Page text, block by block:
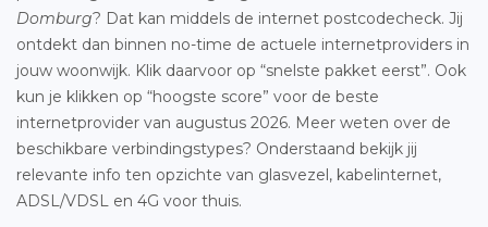
Domburg? Dat kan middels de internet postcodecheck. Jij
ontdekt dan binnen no-time de actuele internetproviders in
jouw woonwijk. Klik daarvoor op “snelste pakket eerst”. Ook
kun je klikken op “hoogste score” voor de beste
internetprovider van augustus 2026. Meer weten over de
beschikbare verbindingstypes? Onderstaand bekijk jij
relevante info ten opzichte van glasvezel, kabelinternet,
ADSL/VDSL en 4G voor thuis.